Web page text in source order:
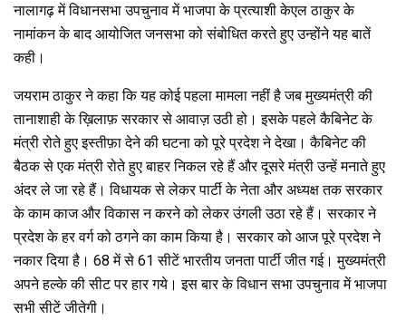
नालागढ़ में विधानसभा उपचुनाव में भाजपा के प्रत्याशी केएल ठाकुर के
नामांकन के बाद आयोजित जनसभा को संबोधित करते हुए उन्होंने यह बातें
कही।
जयराम ठाकुर ने कहा कि यह कोई पहला मामला नहीं है जब मुख्यमंत्री की
तानाशाही के ख़िलाफ़ सरकार से आवाज़ उठी हो। इसके पहले कैबिनेट के
मंत्री रोते हुए इस्तीफ़ा देने की घटना को पूरे प्रदेश ने देखा। कैबिनेट की
बैठक से एक मंत्री रोते हुए बाहर निकल रहे हैं और दूसरे मंत्री उन्हें मनाते हुए
अंदर ले जा रहे हैं। विधायक से लेकर पार्टी के नेता और अध्यक्ष तक सरकार
के काम काज और विकास न करने को लेकर उंगली उठा रहे हैं। सरकार ने
प्रदेश के हर वर्ग को ठगने का काम किया है। सरकार को आज पूरे प्रदेश ने
नकार दिया है। 68 में से 61 सीटें भारतीय जनता पार्टी जीत गई। मुख्यमंत्री
अपने हल्के की सीट पर हार गये। इस बार के विधान सभा उपचुनाव में भाजपा
सभी सीटें जीतेगी।